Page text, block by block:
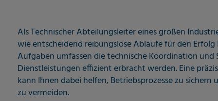
Als Technischer Abteilungsleiter eines großen
wie entscheidend reibungslose Abläufe für den Erfolg
Aufgaben umfassen die technische Koordination und
Dienstleistungen effizient erbracht werden. Eine
kann Ihnen dabei helfen, Betriebsprozesse zu
zu vermeiden.